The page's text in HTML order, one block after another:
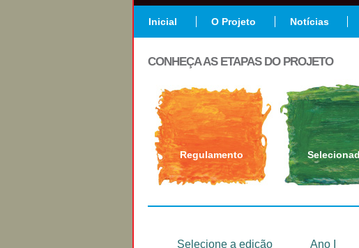
Inicial O Projeto Notícias
CONHEÇA AS ETAPAS DO PROJETO
Regulamento
Selecione a edição Ano I